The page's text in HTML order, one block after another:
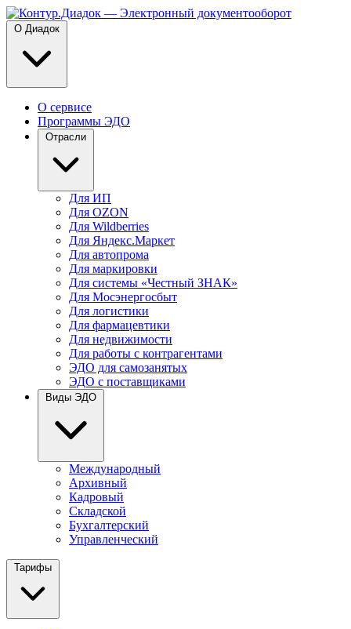
О Диадок
О сервисе
Программы ЭДО
Отрасли
Для ИП
Для OZON
Для Wildberries
Для Яндекс.Маркет
Для автопрома
Для маркировки
Для системы «Честный ЗНАК»
Для Мосэнергосбыт
Для логистики
Для фармацевтики
Для недвижимости
Для работы с контрагентами
ЭДО для самозанятых
ЭДО с поставщиками
Виды ЭДО
Международный
Архивный
Кадровый
Складской
Бухгалтерский
Управленческий
Тарифы